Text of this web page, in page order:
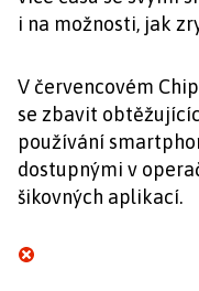
i na možnosti, jak
V červencovém
se zbavit
používání
dostupnými v
šikovných aplikací.